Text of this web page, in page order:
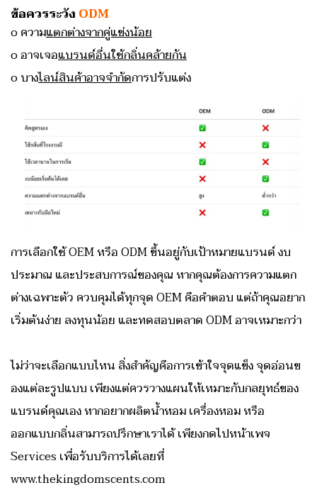
ข้อควรระวัง ODM
o ความแตกต่างจากคู่แข่งน้อย
o อาจเจอแบรนด์อื่นใช้กลิ่นคล้ายกัน
o บางไลน์สินค้าอาจจำกัดการปรับแต่ง
การเลือกใช้ OEM หรือ ODM ขึ้นอยู่กับเป้าหมายแบรนด์ งบ
ประมาณ และประสบการณ์ของคุณ หากคุณต้องการความแตก
ต่างเฉพาะตัว ควบคุมได้ทุกจุด OEM คือคำตอบ แต่ถ้าคุณอยาก
เริ่มต้นง่าย ลงทุนน้อย และทดสอบตลาด ODM อาจเหมาะกว่า
ไม่ว่าจะเลือกแบบไหน สิ่งสำคัญคือการเข้าใจจุดแข็ง จุดอ่อนข
องแต่ละรูปแบบ เพียงแต่ควรวางแผนให้เหมาะกับกลยุทธ์ของ
แบรนด์คุณเอง หากอยากผลิตน้ำหอม เครื่องหอม หรือ
ออกแบบกลิ่นสามารถปรึกษาเราได้ เพียงกดไปหน้าเพจ
Services เพื่อรับบริการได้เลยที่
www.thekingdomscents.com